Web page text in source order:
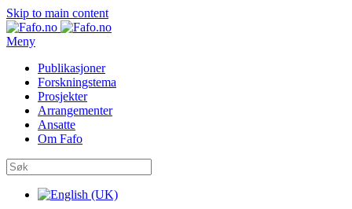
Skip to main content
Meny
Publikasjoner
Forskningstema
Prosjekter
Arrangementer
Ansatte
Om Fafo